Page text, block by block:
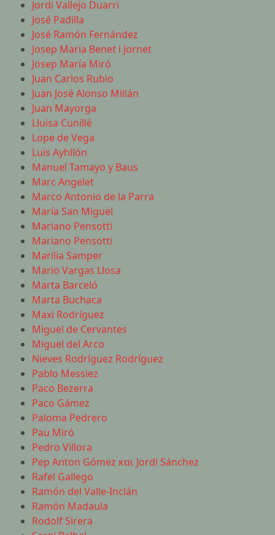
Jordi Vallejo Duarri
José Padilla
José Ramón Fernández
Josep Maria Benet i Jornet
Josep María Miró
Juan Carlos Rubio
Juan José Alonso Millán
Juan Mayorga
Lluisa Cunillé
Lope de Vega
Luis Ayhllón
Manuel Tamayo y Baus
Marc Angelet
Marco Antonio de la Parra
María San Miguel
Mariano Pensotti
Mariano Pensotti
Marilia Samper
Mario Vargas Llosa
Marta Barceló
Marta Buchaca
Maxi Rodríguez
Miguel de Cervantes
Miguel del Arco
Nieves Rodríguez Rodríguez
Pablo Messiez
Paco Bezerra
Paco Gámez
Paloma Pedrero
Pau Miró
Pedro Villora
Pep Anton Gómez και Jordi Sánchez
Rafel Gallego
Ramón del Valle-Inclán
Ramón Madaula
Rodolf Sirera